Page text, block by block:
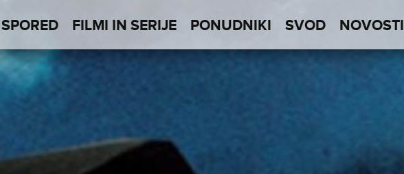
SPORED FILMI IN SERIJE PONUDNIKI SVOD NOVOSTI